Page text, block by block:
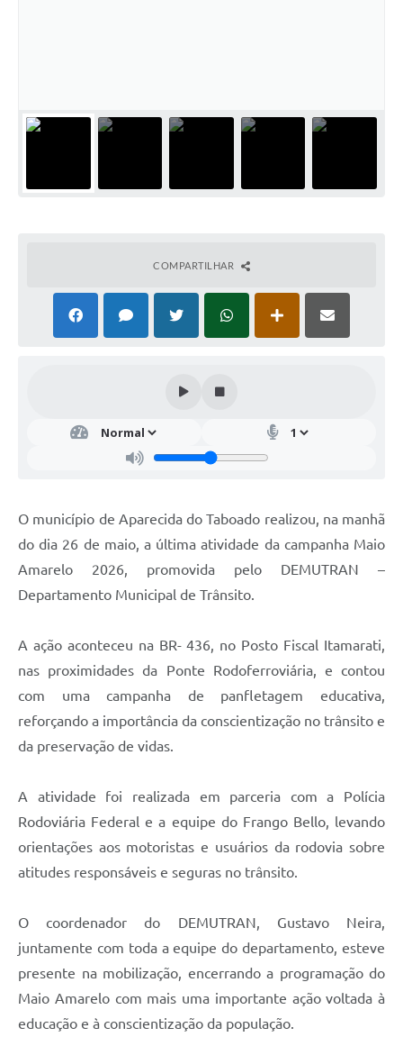
COMPARTILHAR
O município de Aparecida do Taboado realizou, na manhã
do dia 26 de maio, a última atividade da campanha Maio
Amarelo 2026, promovida pelo DEMUTRAN –
Departamento Municipal de Trânsito.
A ação aconteceu na BR- 436, no Posto Fiscal Itamarati,
nas proximidades da Ponte Rodoferroviária, e contou
com uma campanha de panfletagem educativa,
reforçando a importância da conscientização no trânsito e
da preservação de vidas.
A atividade foi realizada em parceria com a Polícia
Rodoviária Federal e a equipe do Frango Bello, levando
orientações aos motoristas e usuários da rodovia sobre
atitudes responsáveis e seguras no trânsito.
O coordenador do DEMUTRAN, Gustavo Neira,
juntamente com toda a equipe do departamento, esteve
presente na mobilização, encerrando a programação do
Maio Amarelo com mais uma importante ação voltada à
educação e à conscientização da população.